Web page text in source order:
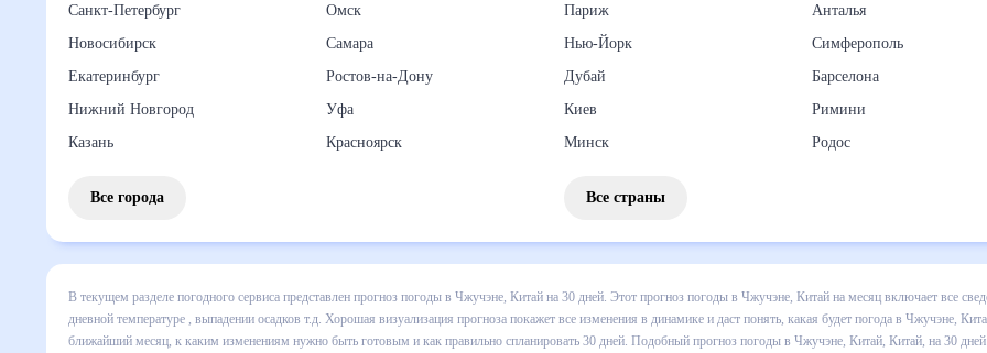
Санкт-Петербург
Новосибирск
Екатеринбург
Нижний Новгород
Казань
Омск
Самара
Ростов-на-Дону
Уфа
Красноярск
Все города
Париж
Нью-Йорк
Дубай
Киев
Минск
Анталья
Симферополь
Барселона
Римини
Родос
Все страны
В текущем разделе погодного сервиса представлен прогноз погоды в Чжучэне, Китай на 30 дней. Этот прогноз погоды в
на месяц включает все сведения по дневной температуре , выпадении осадков т.д. Хорошая визуализация прогноза покажет все
изменения в динамике и даст понять, какая будет погода в Чжучэне, Китай в ближайший месяц, к каким изменениям нужно